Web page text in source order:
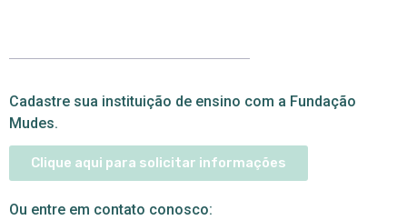
Cadastre sua instituição de ensino com a Fundação
Mudes.
Clique aqui para solicitar informações
Ou entre em contato conosco: